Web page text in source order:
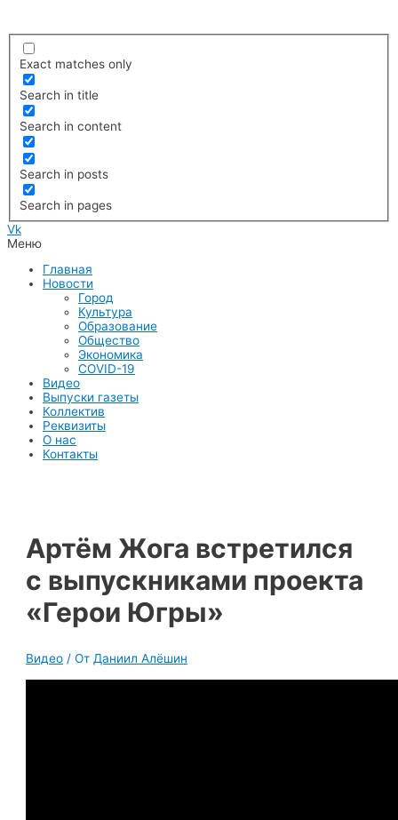
Exact matches only
Search in title
Search in content
Search in posts
Search in pages
Vk
Меню
Главная
Новости
Город
Культура
Образование
Общество
Экономика
COVID-19
Видео
Выпуски газеты
Коллектив
Реквизиты
О нас
Контакты
Артём Жога встретился
с выпускниками проекта
«Герои Югры»
Видео / От Даниил Алёшин